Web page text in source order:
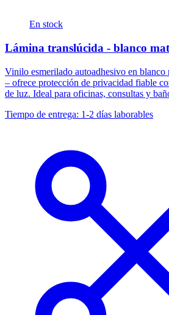
En stock
Lámina translúcida - blanco
Vinilo esmerilado autoadhesivo en blanco
– ofrece protección de privacidad fiable
de luz. Ideal para oficinas, consultas y
Tiempo de entrega: 1-2 días laborables